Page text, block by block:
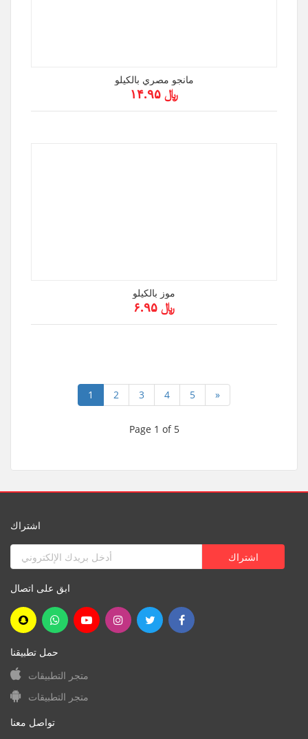
مانجو مصري بالكيلو
﷼ ۱۴.۹۵
موز بالكيلو
﷼ ۶.۹۵
1 2 3 4 5 »
Page 1 of 5
اشتراك
ابق على اتصال
حمل تطبيقنا
متجر التطبيقات
متجر التطبيقات
تواصل معنا